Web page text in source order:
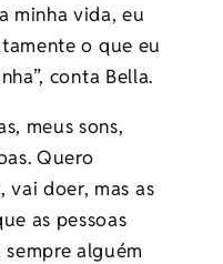
minha vida, eu
o que eu
conta Bella.
meus sons,
Quero
vai doer, mas as
as pessoas
alguém